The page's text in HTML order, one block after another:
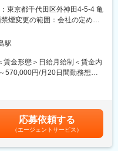
変える」その想いから2012年
ジオ『FEELCYCLE』をスタ
年に分社しました。1500
にはオンラインフィットネス
2023年には創業11周年目に
プロモーション動画制作等を
の制作等もあるので、パチ
いを感じながら業務を進める
実績の紹介もさせていただき
ション
東京都千代田区外神田4-5-4 亀
煙変更の範囲：会社の定める
駅
金形態＞日給月給制＜賃金内
570,000円/月20日間勤務想定
を考慮し、当社規定により決定
（夏・冬季・決算賞与※業績
績…平均約64.5万円※固定残業
給超過した時間外労働の残業
応募依頼する
（エージェントサービス）